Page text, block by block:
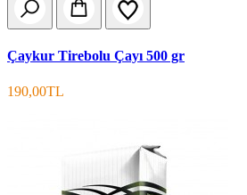
Çaykur Tirebolu Çayı 500 gr
190,00TL